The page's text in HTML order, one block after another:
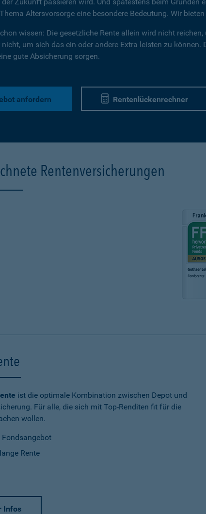
Altersvorsorge eine besondere Bedeutung. Wir
wissen: Die gesetzliche Rente allein wird nicht
um sich das ein oder andere Extra leisten zu können.
gute Absicherung sorgen.
anfordern Rentenlückenrechner
Rentenversicherungen
ist die optimale Kombination zwischen Depot und
Für alle, die sich mit Top-Renditen fit für die
wollen.
Fondsangebot
Rente
Infos